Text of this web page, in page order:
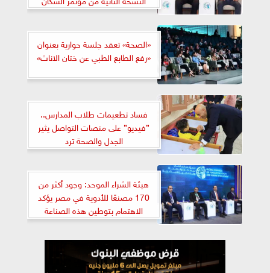
والصحة والتنمية البشرية
«الصحة» تعقد جلسة حوارية بعنوان
«رفع الطابع الطبي عن ختان الاناث»
فساد تطعيمات طلاب المدارس..
”فيديو” على منصات التواصل يثير
الجدل والصحة ترد
هيئة الشراء الموحد: وجود أكثر من
170 مصنعًا للأدوية في مصر يؤكد
الاهتمام بتوطين هذه الصناعة